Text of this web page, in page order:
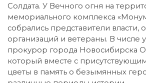
Солдата. У Вечного огня на
мемориального комплекса
собрались представители власти,
организаций и ветераны. В числе
прокурор города Новосибирска
который вместе с
цветы в память о безымянных